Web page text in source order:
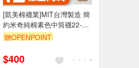
[凱美棉襪業]MIT台灣製造 簡
約米奇純棉素色中筒襪22-
26cm 凱美棉業
贈OPENPOINT
$400